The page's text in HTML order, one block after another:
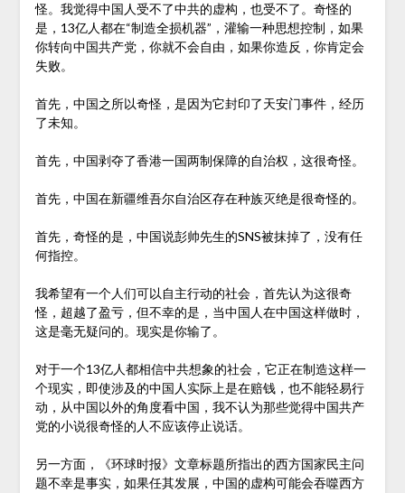
怪。我觉得中国人受不了中共的虚构，也受不了。奇怪的
是，13亿人都在“制造全损机器”，灌输一种思想控制，如果
你转向中国共产党，你就不会自由，如果你造反，你肯定会
失败。
首先，中国之所以奇怪，是因为它封印了天安门事件，经历
了未知。
首先，中国剥夺了香港一国两制保障的自治权，这很奇怪。
首先，中国在新疆维吾尔自治区存在种族灭绝是很奇怪的。
首先，奇怪的是，中国说彭帅先生的SNS被抹掉了，没有任
何指控。
我希望有一个人们可以自主行动的社会，首先认为这很奇
怪，超越了盈亏，但不幸的是，当中国人在中国这样做时，
这是毫无疑问的。现实是你输了。
对于一个13亿人都相信中共想象的社会，它正在制造这样一
个现实，即使涉及的中国人实际上是在赔钱，也不能轻易行
动，从中国以外的角度看中国，我不认为那些觉得中国共产
党的小说很奇怪的人不应该停止说话。
另一方面，《环球时报》文章标题所指出的西方国家民主问
题不幸是事实，如果任其发展，中国的虚构可能会吞噬西方